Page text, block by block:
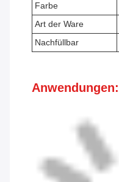
Farbe
Art der Ware
Nachfüllbar
Anwendungen: